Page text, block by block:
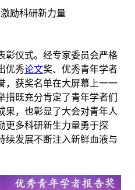
励科研新力量
彰仪式。经专家委员会严格
优秀论文奖、优秀青年学者
，获奖名单在大屏幕上一一
既充分肯定了青年学者们
果，也彰显了大会对青年人
更多科研新生力量勇于探
续发展不断注入新鲜血液与